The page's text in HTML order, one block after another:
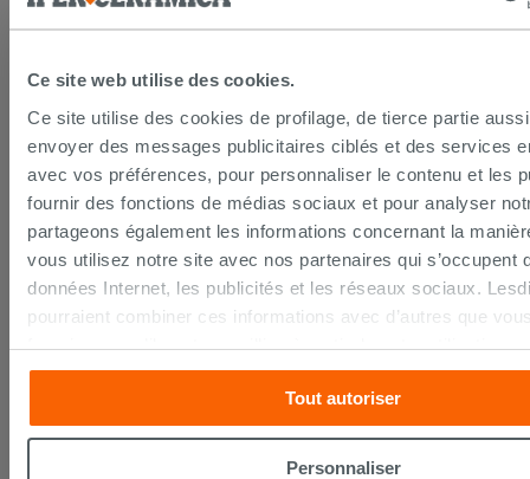
Ce site web utilise des cookies.
Ce site utilise des cookies de profilage, de tierce partie
envoyer des messages publicitaires ciblés et des services
avec vos préférences, pour personnaliser le contenu et les
fournir des fonctions de médias sociaux et pour analyser
partageons également les informations concernant la
vous utilisez notre site avec nos partenaires qui s’occupent
données Internet, les publicités et les réseaux sociaux.
pourraient combiner ces informations avec d’autres que
fournies ou qu’ils ont recueillies à partir de votre utilisation
services. Si vous souhaitez en savoir davantage ou refusez
consentement à tous les cookies, ou à quelques-uns
ou « personalizer ». Le consentement peut être exprimé en
touche « Acceptez tout ». En cliquant sur la touche « X »,
Tout autoriser
Personnaliser
La procédure de paiement en ligne est sécurisée
grâce aux standards et protocoles les plus élevés de
cryptage des données. Vous pouvez payer par carte
DROIT DE RÉTRACTATION
droit de rétractation de 14 jours calendaires.
Pour en savoir plus consultez la page dudroit de
rétractation.